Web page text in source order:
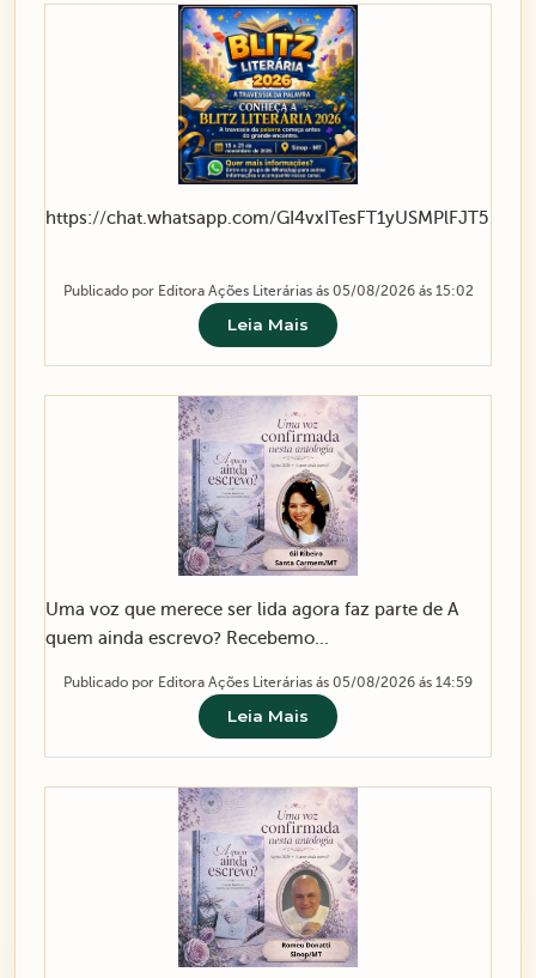
https://chat.whatsapp.com/GI4vxITesFT1yUSMPlFJT5
Publicado por Editora Ações Literárias ás 05/08/2026 ás 15:02
Leia Mais
Uma voz que merece ser lida agora faz parte de A
quem ainda escrevo? Recebemo...
Publicado por Editora Ações Literárias ás 05/08/2026 ás 14:59
Leia Mais